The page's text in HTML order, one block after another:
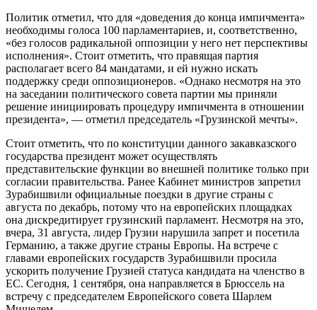
Политик отметил, что для «доведения до конца импичмента»
необходимы голоса 100 парламентариев, и, соответственно,
«без голосов радикальной оппозиции у него нет перспективы
исполнения». Стоит отметить, что правящая партия
располагает всего 84 мандатами, и ей нужно искать
поддержку среди оппозиционеров. «Однако несмотря на это
на заседании политического совета партии мы приняли
решение инициировать процедуру импичмента в отношении
президента», — отметил председатель «Грузинской мечты».
Стоит отметить, что по конституции данного закавказского
государства президент может осуществлять
представительские функции во внешней политике только при
согласии правительства. Ранее Кабинет министров запретил
Зурабишвили официальные поездки в другие страны с
августа по декабрь, потому что на европейских площадках
она дискредитирует грузинский парламент. Несмотря на это,
вчера, 31 августа, лидер Грузии нарушила запрет и посетила
Германию, а также другие страны Европы. На встрече с
главами европейских государств Зурабишвили просила
ускорить получение Грузией статуса кандидата на членство в
ЕС. Сегодня, 1 сентября, она направляется в Брюссель на
встречу с председателем Европейского совета Шарлем